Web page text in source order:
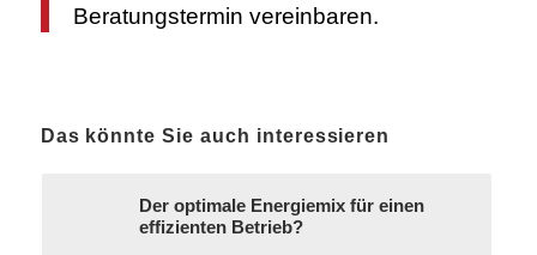
Beratungstermin vereinbaren.
Das könnte Sie auch interessieren
Der optimale Energiemix für einen
effizienten Betrieb?